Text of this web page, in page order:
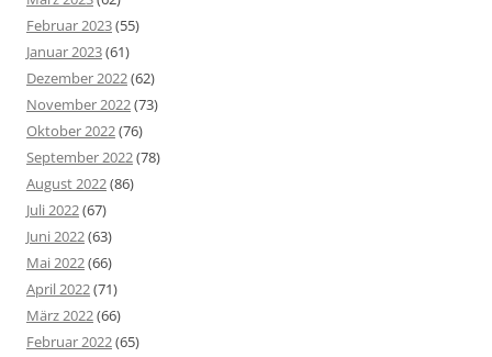
Februar 2023(55)
Januar 2023(61)
Dezember 2022(62)
November 2022(73)
Oktober 2022(76)
September 2022(78)
August 2022(86)
Juli 2022(67)
Juni 2022(63)
Mai 2022(66)
April 2022(71)
März 2022(66)
Februar 2022(65)